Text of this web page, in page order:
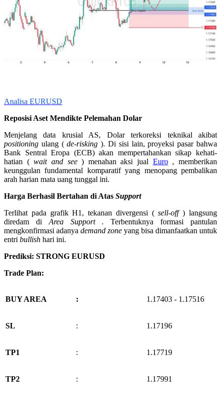
Analisa EURUSD
Reposisi Aset Mendikte Pelemahan Dolar
Menjelang data krusial AS, Dolar terkoreksi teknikal akibat
positioning ulang ( de-risking ). Di sisi lain, proyeksi pasar bahwa
Bank Sentral Eropa (ECB) akan mempertahankan sikap kehati-
hatian ( wait and see ) menahan aksi jual Euro , memberikan
keunggulan fundamental komparatif yang menopang pembalikan
arah harian mata uang tunggal ini.
Harga Berhasil Bertahan di Atas Support
Terlihat pada grafik H1, tekanan divergensi ( sell-off ) langsung
diredam di Area Support
. Terbentuknya formasi pantulan
mengkonfirmasi adanya demand zone yang bisa dimanfaatkan untuk
entri bullish hari ini.
Prediksi: STRONG EURUSD
Trade Plan:
BUY AREA : 1.17403 - 1.17516
SL : 1.17196
TP1 : 1.17719
TP2 : 1.17991